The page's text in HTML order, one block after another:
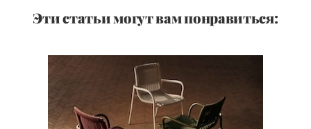
Эти статьи могут вам понравиться: